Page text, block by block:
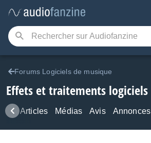
Forums Logiciels de musique
Effets et traitements logiciels
Articles Médias Avis Annonces